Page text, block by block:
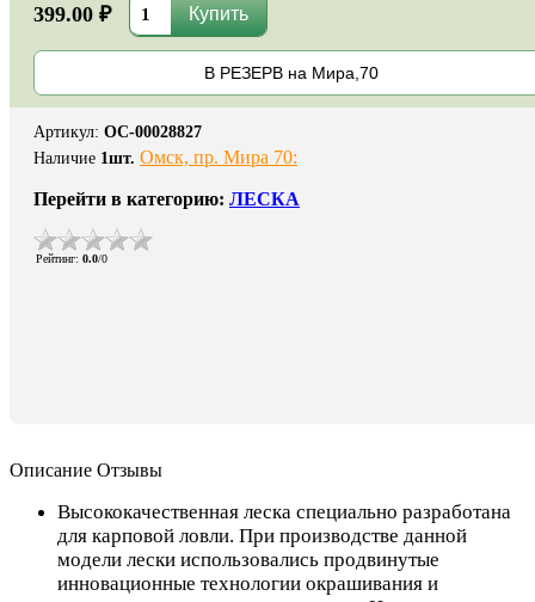
399.00 ₽
В РЕЗЕРВ на Мира,70
Артикул: ОС-00028827
Наличие 1шт. Омск, пр. Мира 70:
Перейти в категорию: ЛЕСКА
Рейтинг: 0.0/0
Описание Отзывы
Высококачественная леска специально разработана
для карповой ловли. При производстве данной
модели лески использовались продвинутые
инновационные технологии окрашивания и